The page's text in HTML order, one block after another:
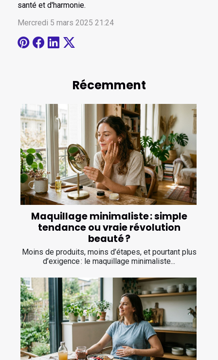
Récemment
Maquillage minimaliste : simple
tendance ou vraie révolution
beauté ?
Moins de produits, moins d’étapes, et pourtant plus
d’exigence : le maquillage minimaliste...
santé et d'harmonie.
Mercredi 5 mars 2025 21:24